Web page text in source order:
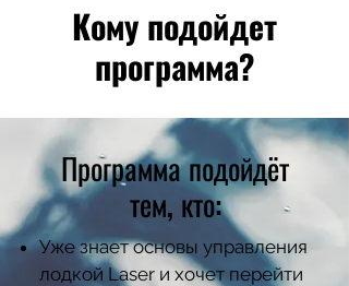
Кому подойдет
программа?
Программа подойдёт
тем, кто:
Уже знает основы управления
лодкой Laser и хочет перейти